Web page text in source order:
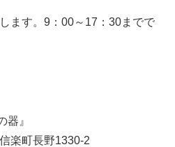
ます。9：00～17：30までで
』
楽町長野1330-2